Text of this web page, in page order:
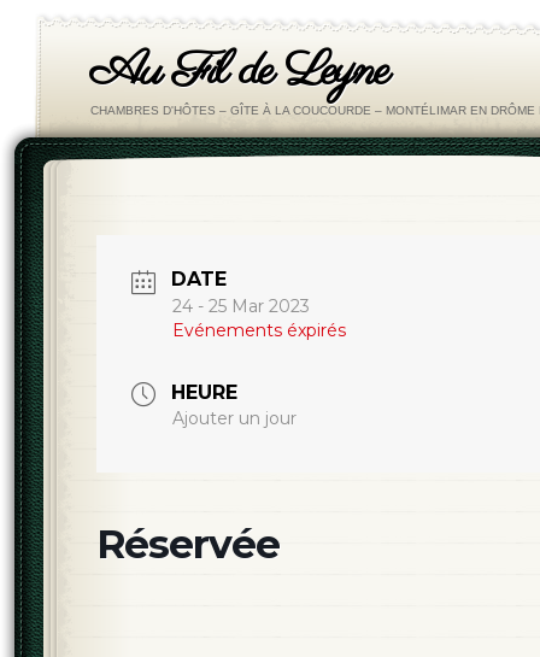
Au Fil de Leyne
CHAMBRES D'HÔTES – GÎTE À LA COUCOURDE – MONTÉLIMAR EN DRÔME
DATE
24 - 25 Mar 2023
Evénements éxpirés
HEURE
Ajouter un jour
Réservée